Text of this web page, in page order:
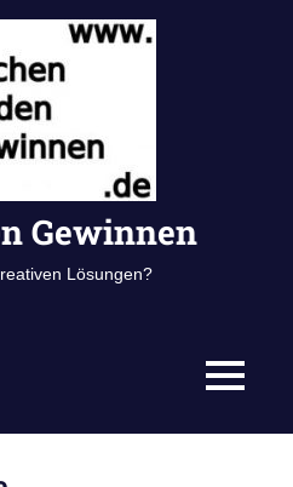
Gewinnen
Lösungen?
MENÜ